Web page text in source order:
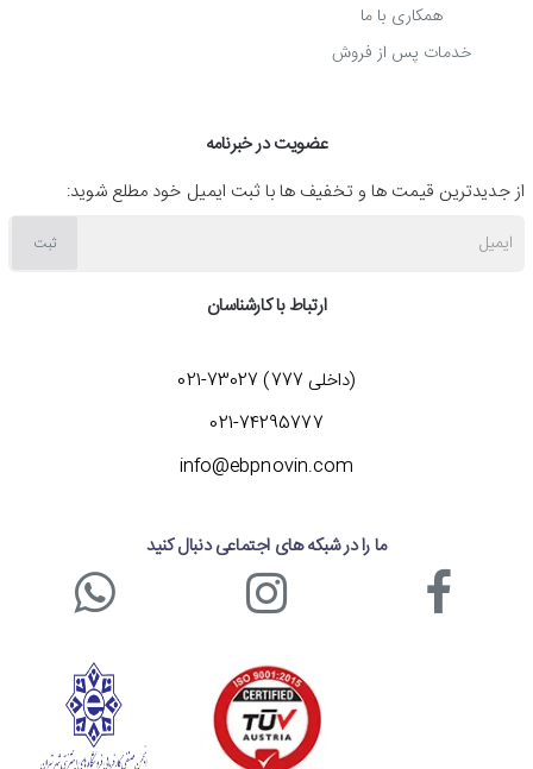
همکاری با ما
خدمات پس از فروش
عضویت در خبرنامه
از جدیدترین قیمت ها و تخفیف ها با ثبت ایمیل خود مطلع شوید:
ایمیل ثبت
ارتباط با کارشناسان
(داخلی 777) 73027-021
021-74295777
info@ebpnovin.com
ما را در شبکه های اجتماعی دنبال کنید